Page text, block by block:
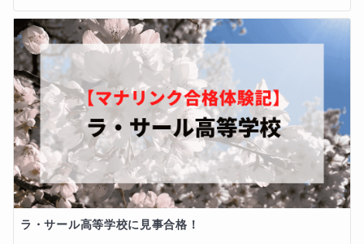
になりたいと強く感じています。
【専業講師の道を歩む理由】
私がなぜ専業講師として長く継続できているのか？
それは単純に
『教えることが好き』
だからです。
・宿題の量
①現状のままを希望
②増加希望
③減少希望
・その他、本授業への改善点やご要望、お悩みなど
①特に無し
②有り
【追加オプション一覧】
ラ・サール高等学校に見事合格！